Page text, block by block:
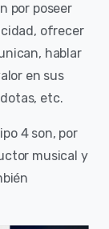
por poseer
ofrecer
hablar
en sus
etc.
4 son, por
musical y